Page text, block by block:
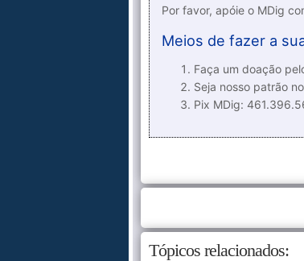
Por favor, apóie o MDig
Meios de fazer a
Faça um doação
Seja nosso patrão
Pix MDig:
Tópicos relacionados: